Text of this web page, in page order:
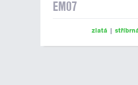
EM07
zlatá |